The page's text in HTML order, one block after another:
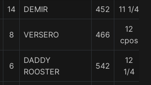
14 DEMIR 452 11 1/4
8 VERSERO 466
12
cpos
6
DADDY
ROOSTER
542
12
1/4